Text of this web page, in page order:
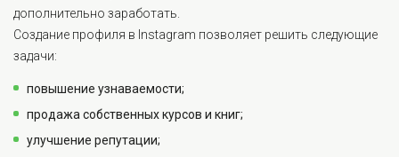
дополнительно заработать.
Создание профиля в Instagram позволяет решить следующие
задачи:
повышение узнаваемости;
продажа собственных курсов и книг;
улучшение репутации;